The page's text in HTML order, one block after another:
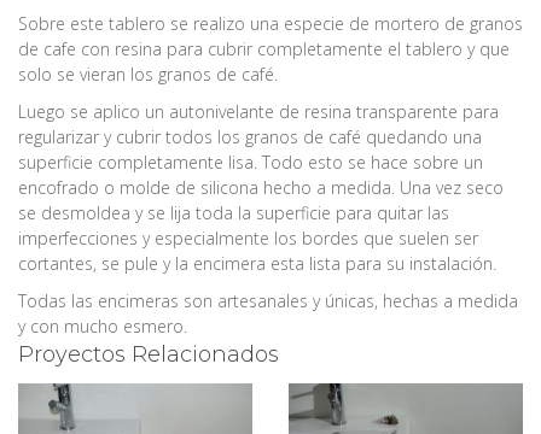
Sobre este tablero se realizo una especie de mortero de granos
de cafe con resina para cubrir completamente el tablero y que
solo se vieran los granos de café.
Luego se aplico un autonivelante de resina transparente para
regularizar y cubrir todos los granos de café quedando una
superficie completamente lisa. Todo esto se hace sobre un
encofrado o molde de silicona hecho a medida. Una vez seco
se desmoldea y se lija toda la superficie para quitar las
imperfecciones y especialmente los bordes que suelen ser
cortantes, se pule y la encimera esta lista para su instalación.
Todas las encimeras son artesanales y únicas, hechas a medida
y con mucho esmero.
Proyectos Relacionados